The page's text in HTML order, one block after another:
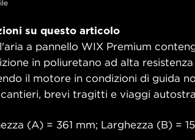
su questo articolo
a pannello WIX Premium
in poliuretano ad alta
il motore in condizioni di guida
brevi tragitti e viaggi
(A) = 361 mm; Larghezza (B) =